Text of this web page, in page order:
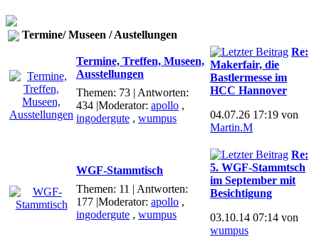
Termine/ Museen / Austellungen
Termine, Treffen, Museen,
Ausstellungen
Themen: 73 | Antworten:
434 |Moderator: apollo ,
ingodergute , wumpus
Re:
Makerfair, die
Bastlermesse im
HCC Hannover
04.07.26 17:19 von
Martin.M
WGF-Stammtisch
Themen: 11 | Antworten:
177 |Moderator: apollo ,
ingodergute , wumpus
Re:
5. WGF-Stammtsch
im September mit
Besichtigung
03.10.14 07:14 von
wumpus